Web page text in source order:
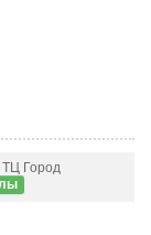
ТЦ Город